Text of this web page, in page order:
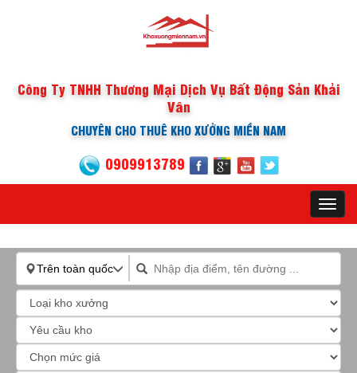
Công Ty TNHH Thương Mại Dịch Vụ Bất Động Sản Khải
Vân
CHUYÊN CHO THUÊ KHO XƯỞNG MIỀN NAM
0909913789
Trên toàn quốc